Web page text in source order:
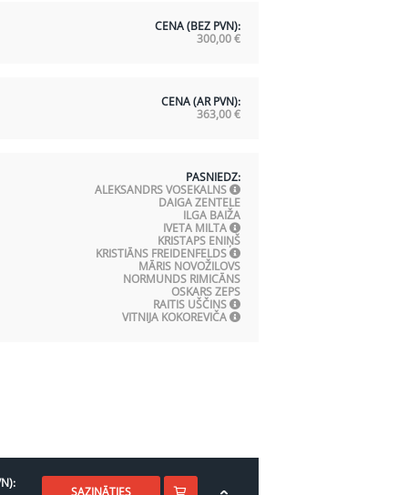
CENA (BEZ PVN):
300,00€
CENA (AR PVN):
363,00€
PASNIEDZ:
ALEKSANDRS VOSEKALNS
DAIGA ZENTELE
ILGA BAIŽA
IVETA MILTA
KRISTAPS ENIŅŠ
KRISTIĀNS FREIDENFELDS
MĀRIS NOVOŽILOVS
NORMUNDS RIMICĀNS
OSKARS ZEPS
RAITIS UŠČINS
VITNIJA KOKOREVIČA
SAZINĀTIES